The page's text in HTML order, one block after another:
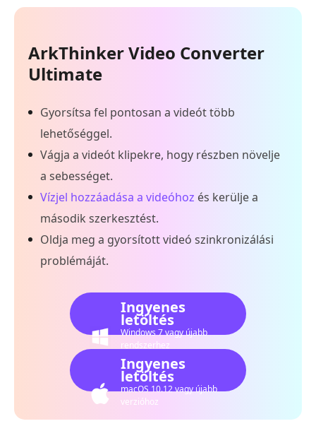
ArkThinker Video Converter
Ultimate
Gyorsítsa fel pontosan a videót több
lehetőséggel.
Vágja a videót klipekre, hogy részben növelje
a sebességet.
Vízjel hozzáadása a videóhoz és kerülje a
második szerkesztést.
Oldja meg a gyorsított videó szinkronizálási
problémáját.
Ingyenes
letöltés
Windows 7 vagy újabb
rendszerhez
Ingyenes
letöltés
macOS 10.12 vagy újabb
verzióhoz